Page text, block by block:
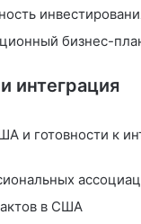
бизнес-
и интеграция
и готовности к
в США